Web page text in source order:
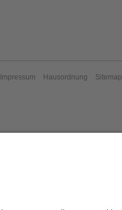
Impressum Hausordnung Sitemap